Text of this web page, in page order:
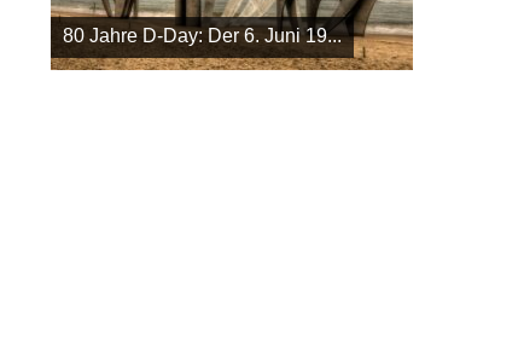
80 Jahre D-Day: Der 6. Juni 19...